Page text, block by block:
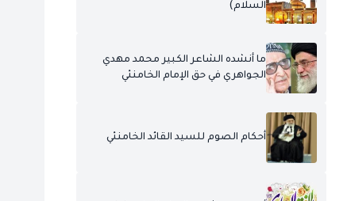
السلام)
ما أنشده الشاعر الكبير محمد مهدي
الجواهري في حق الإمام الخامنئي
أحكام الصوم للسيد القائد الخامنئي